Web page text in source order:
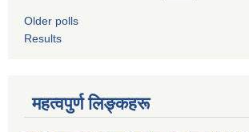
Older polls
Results
महत्वपुर्ण लिङ्कहरू